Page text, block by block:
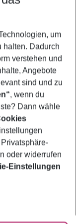
um
halten. Dadurch
verstehen und
Angebote
sind und zu
, wenn du
Dann wähle
oder widerrufen
Einstellungen